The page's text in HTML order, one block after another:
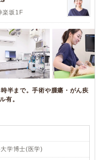
楽坂1F
半まで。手術や腫瘍・がん疾
有。
学博士(医学)